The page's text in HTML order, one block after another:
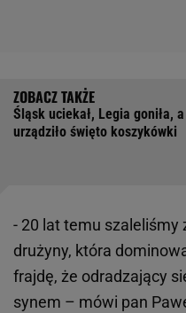
Śląsk uciekał, Legia goniła,
urządziło święto koszykówki
- 20 lat temu szaleliśmy
drużyny, która
frajdę, że odradzający
synem – mówi pan